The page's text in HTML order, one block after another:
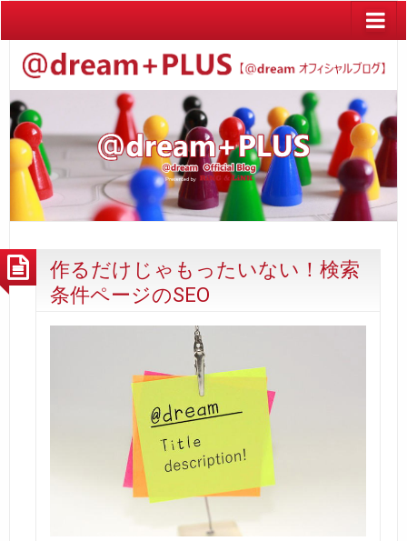
作るだけじゃもったいない！検索
条件ページのSEO